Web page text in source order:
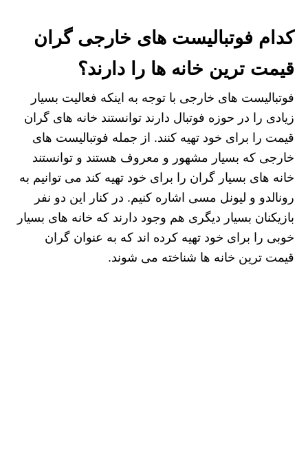
کدام فوتبالیست های خارجی گران
قیمت ترین خانه ها را دارند؟
فوتبالیست های خارجی با توجه به اینکه فعالیت بسیار
زیادی را در حوزه فوتبال دارند توانستند خانه های گران
قیمت را برای خود تهیه کنند. از جمله فوتبالیست های
خارجی که بسیار مشهور و معروف هستند و توانستند
خانه های بسیار گران را برای خود تهیه کند می توانیم به
رونالدو و لیونل مسی اشاره کنیم. در کنار این دو نفر
بازیکنان بسیار دیگری هم وجود دارند که خانه های بسیار
خوبی را برای خود تهیه کرده اند که به عنوان گران
قیمت ترین خانه ها شناخته می شوند.